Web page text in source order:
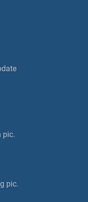
pic.
pic.